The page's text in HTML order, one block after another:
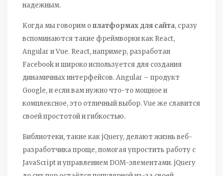
надежным.
Когда мы говорим оплатформах для сайта, сразу
вспоминаются такие фреймворки как React,
Angular и Vue. React, например, разработан
Facebook и широко используется для создания
динамичных интерфейсов. Angular – продукт
Google, и если вам нужно что-то мощное и
комплексное, это отличный выбор. Vue же славится
своей простотой и гибкостью.
Библиотеки, такие как jQuery, делают жизнь веб-
разработчика проще, помогая упростить работу с
JavaScript и управлением DOM-элементами. jQuery